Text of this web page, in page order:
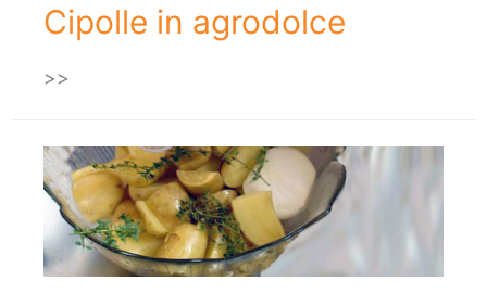
Cipolle in agrodolce
>>